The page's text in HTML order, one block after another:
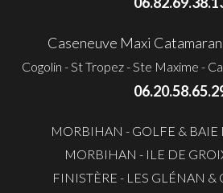
Caseneuve Maxi
Cogolin - St Tropez - Ste Maxime -
MORBIHAN - GOLFE & BAIE
MORBIHAN - ILE DE
FINISTÈRE - LES GLÉNAN &